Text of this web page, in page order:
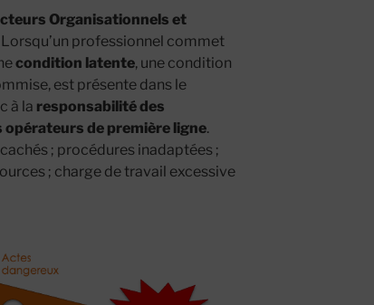
Organisationnels et
professionnel commet
condition latente, une condition
est présente dans le
à la responsabilité des
de première ligne.
; procédures inadaptées ;
; charge de travail excessive